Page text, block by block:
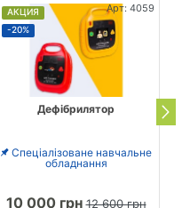
АКЦИЯ
-20%
Арт: 4059
Дефібрилятор
Спеціалізоване навчальне
обладнання
10 000 грн12 600 грн